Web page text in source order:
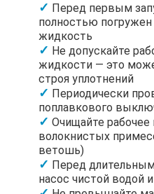
Перед первым
полностью
жидкость
Не допускайте
жидкости — это
строя уплотнений
Периодически
поплавкового
Очищайте
волокнистых
ветошь)
Перед
насос чистой водой